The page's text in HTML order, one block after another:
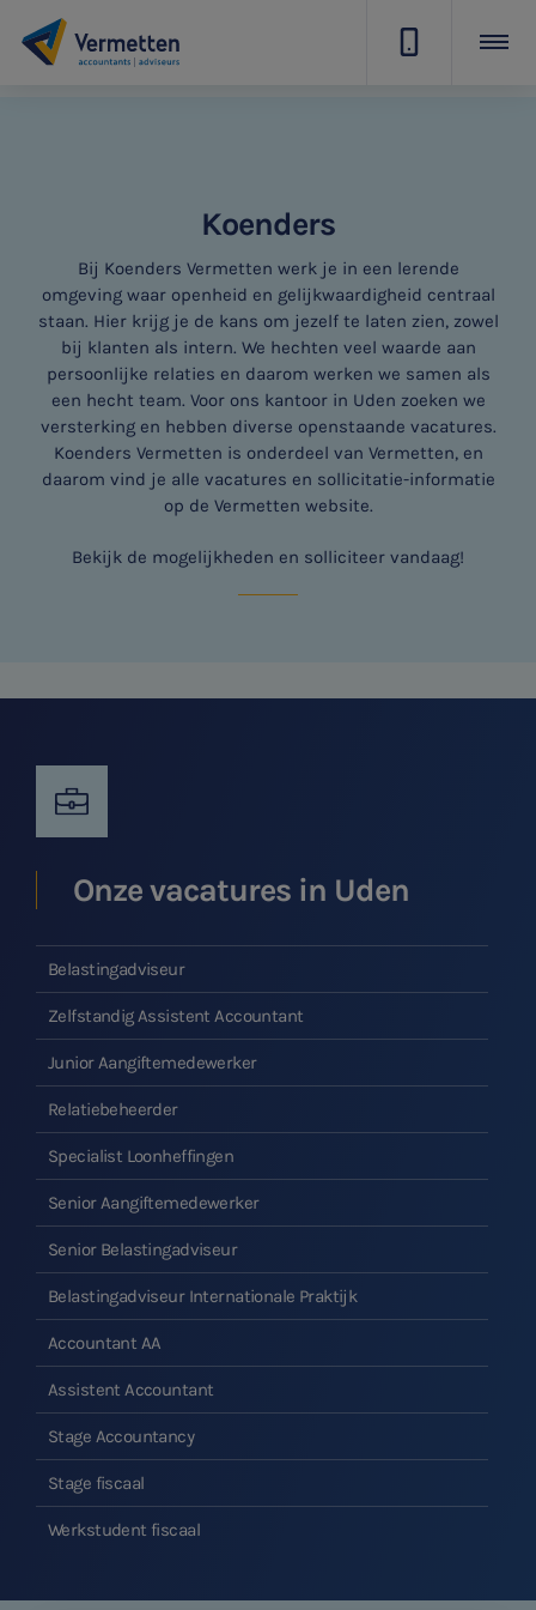
SNEL UW ANTWOORD VINDEN
Vacatures
Stages
Belastingadvies
Accountancy
Contact
Locaties
Audit
Koenders
Bij Koenders Vermetten werk je in een lerende
omgeving waar openheid en gelijkwaardigheid centraal
staan. Hier krijg je de kans om jezelf te laten zien, zowel
bij klanten als intern. We hechten veel waarde aan
persoonlijke relaties en daarom werken we samen als
een hecht team. Voor ons kantoor in Uden zoeken we
versterking en hebben diverse openstaande vacatures.
Koenders Vermetten is onderdeel van Vermetten, en
daarom vind je alle vacatures en sollicitatie-informatie
op de Vermetten website.
Bekijk de mogelijkheden en solliciteer vandaag!
Onze vacatures in Uden
Belastingadviseur
Zelfstandig Assistent Accountant
Junior Aangiftemedewerker
Relatiebeheerder
Specialist Loonheffingen
Senior Aangiftemedewerker
Senior Belastingadviseur
Belastingadviseur Internationale Praktijk
Accountant AA
Assistent Accountant
Stage Accountancy
Stage fiscaal
Werkstudent fiscaal